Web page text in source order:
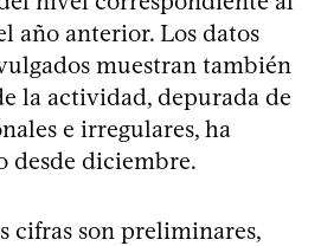
año anterior. Los datos
muestran también
la actividad, depurada de
e irregulares, ha
desde diciembre.
cifras son preliminares,